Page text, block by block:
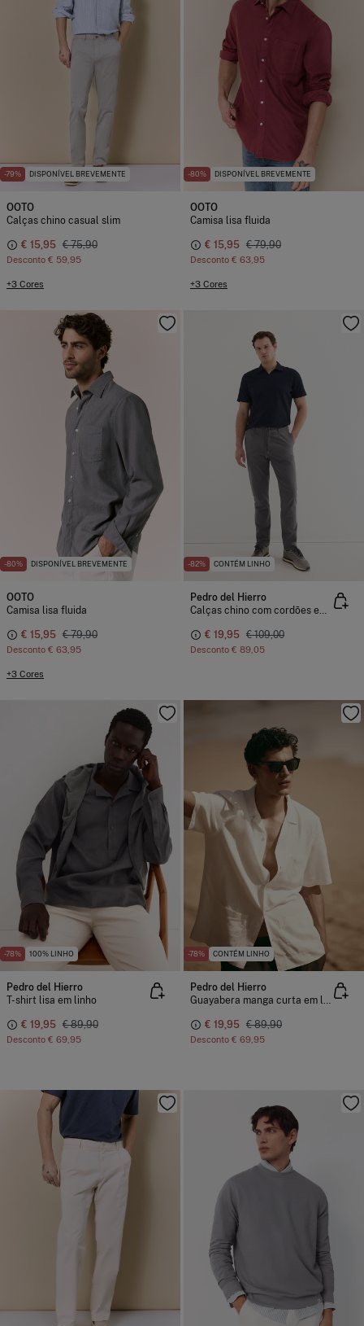
-79% DISPONÍVEL BREVEMENTE
OOTO
Calças chino casual slim
€ 15,95 € 75,90
Desconto € 59,95
+3 Cores
-80% DISPONÍVEL BREVEMENTE
OOTO
Camisa lisa fluida
€ 15,95 € 79,90
Desconto € 63,95
+3 Cores
-80% DISPONÍVEL BREVEMENTE
OOTO
Camisa lisa fluida
€ 15,95 € 79,90
Desconto € 63,95
+3 Cores
-82% CONTÉM LINHO
Pedro del Hierro
Calças chino com cordões em algodão e linho
€ 19,95 € 109,00
Desconto € 89,05
-78% 100% LINHO
Pedro del Hierro
T-shirt lisa em linho
€ 19,95 € 89,90
Desconto € 69,95
-78% CONTÉM LINHO
Pedro del Hierro
Guayabera manga curta em linho
€ 19,95 € 89,90
Desconto € 69,95